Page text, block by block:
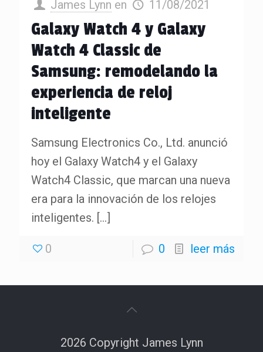
James Lynn en 11/08/2021
Galaxy Watch 4 y Galaxy
Watch 4 Classic de
Samsung: remodelando la
experiencia de reloj
inteligente
Samsung Electronics Co., Ltd. anunció
hoy el Galaxy Watch4 y el Galaxy
Watch4 Classic, que marcan una nueva
era para la innovación de los relojes
inteligentes. […]
0 0 leer más
2026 Copyright James Lynn